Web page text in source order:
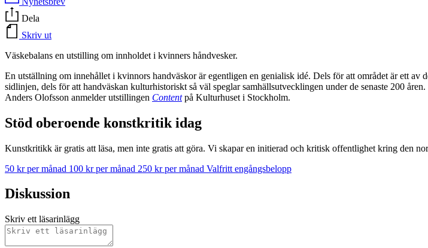
Dela
Skriv ut
Väskebalans en utstilling om innholdet i kvinners håndvesker.
En utställning om innehållet i kvinnors handväskor är egentligen en genialisk idé. Dels för att området är ett
sidlinjen, dels för att handväskan kulturhistoriskt så väl speglar samhällsutvecklingen under de senaste 200
Anders Olofsson anmelder utstillingen Contentpå Kulturhuset i Stockholm.
Stöd oberoende konstkritik idag
Kunstkritikk är gratis att läsa, men inte gratis att göra. Vi skapar en initierad och kritisk offentlighet kring den
50 kr per månad 100 kr per månad 250 kr per månad Valfritt engångsbelopp
Diskussion
Skriv ett läsarinlägg